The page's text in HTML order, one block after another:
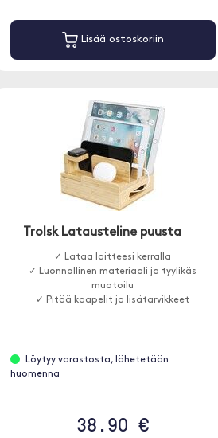
Lisää ostoskoriin
Trolsk Latausteline puusta
✓ Lataa laitteesi kerralla
✓ Luonnollinen materiaali ja tyylikäs
muotoilu
✓ Pitää kaapelit ja lisätarvikkeet
Löytyy varastosta, lähetetään
huomenna
38.90 €